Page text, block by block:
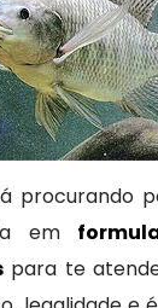
procurando
em
para te